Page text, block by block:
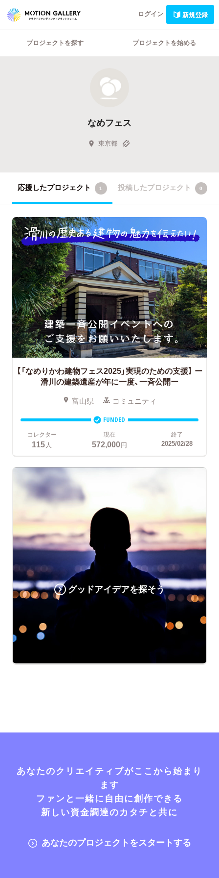
ログイン 新規登録
プロジェクトを探す プロジェクトを始める
なめフェス
東京都
応援したプロジェクト 1 投稿したプロジェクト 0
【「なめりかわ建物フェス2025」実現のための支援】 ー
滑川の建築遺産が年に一度、一斉公開ー
富山県 コミュニティ
FUNDED
コレクター
115 人
現在
572,000円
終了
2025/02/28
グッドアイデアを探そう
あなたのクリエイティブがここから始まり
ます
ファンと一緒に自由に創作できる
新しい資金調達のカタチと共に
あなたのプロジェクトをスタートする